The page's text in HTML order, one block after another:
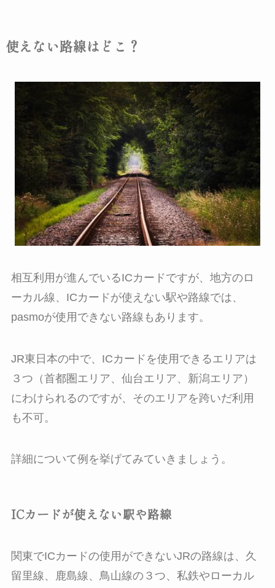
使えない路線はどこ？
相互利用が進んでいるICカードですが、地方のロ
ーカル線、ICカードが使えない駅や路線では、
pasmoが使用できない路線もあります。
JR東日本の中で、ICカードを使用できるエリアは
３つ（首都圏エリア、仙台エリア、新潟エリア）
にわけられるのですが、そのエリアを跨いだ利用
も不可。
詳細について例を挙げてみていきましょう。
ICカードが使えない駅や路線
関東でICカードの使用ができないJRの路線は、久
留里線、鹿島線、鳥山線の３つ、私鉄やローカル